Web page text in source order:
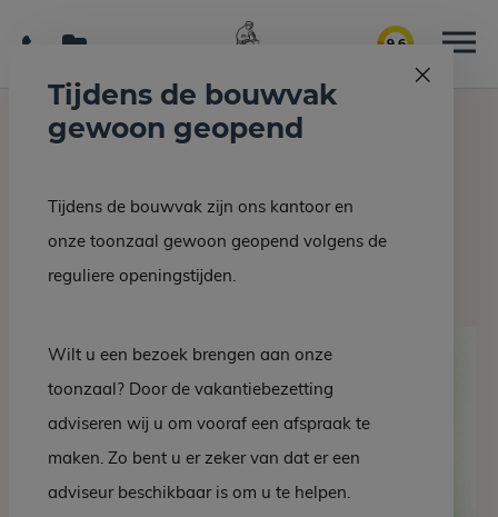
9.6
Home Grafmonumenten DZ 24-10
DZ 24-10
Tijdens de bouwvak
gewoon geopend
Tijdens de bouwvak zijn ons kantoor en
onze toonzaal gewoon geopend volgens de
reguliere openingstijden.
Wilt u een bezoek brengen aan onze
toonzaal? Door de vakantiebezetting
adviseren wij u om vooraf een afspraak te
maken. Zo bent u er zeker van dat er een
adviseur beschikbaar is om u te helpen.